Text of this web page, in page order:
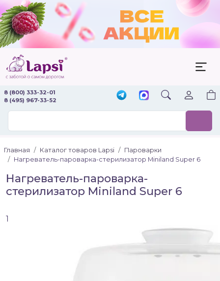
8 (800) 333-32-01
8 (495) 967-33-52
Главная Каталог товаров Lapsi
Пароварки
Нагреватель-пароварка-стерилизатор Miniland Super 6
Нагреватель-пароварка-
стерилизатор Miniland Super 6
1